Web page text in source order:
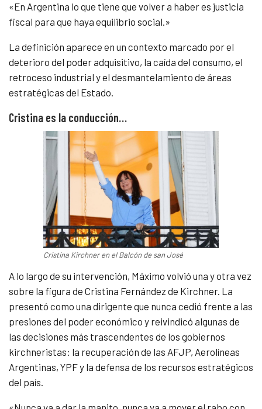
«En Argentina lo que tiene que volver a haber es justicia
fiscal para que haya equilibrio social.»
La definición aparece en un contexto marcado por el
deterioro del poder adquisitivo, la caída del consumo, el
retroceso industrial y el desmantelamiento de áreas
estratégicas del Estado.
Cristina es la conducción…
Cristina Kirchner en el Balcón de san José
A lo largo de su intervención, Máximo volvió una y otra vez
sobre la figura de Cristina Fernández de Kirchner. La
presentó como una dirigente que nunca cedió frente a las
presiones del poder económico y reivindicó algunas de
las decisiones más trascendentes de los gobiernos
kirchneristas: la recuperación de las AFJP, Aerolíneas
Argentinas, YPF y la defensa de los recursos estratégicos
del país.